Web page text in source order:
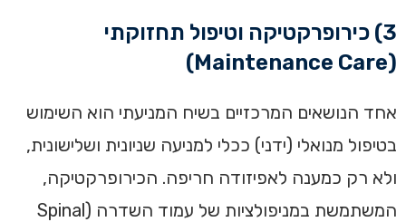
3) כירופרקטיקה וטיפול תחזוקתי
(Maintenance Care)
אחד הנושאים המרכזיים בשיח המניעתי הוא השימוש
בטיפול מנואלי (ידני) ככלי למניעה שניונית ושלישונית,
ולא רק כמענה לאפיזודה חריפה. הכירופרקטיקה,
המשתמשת במניפולציות של עמוד השדרה (Spinal